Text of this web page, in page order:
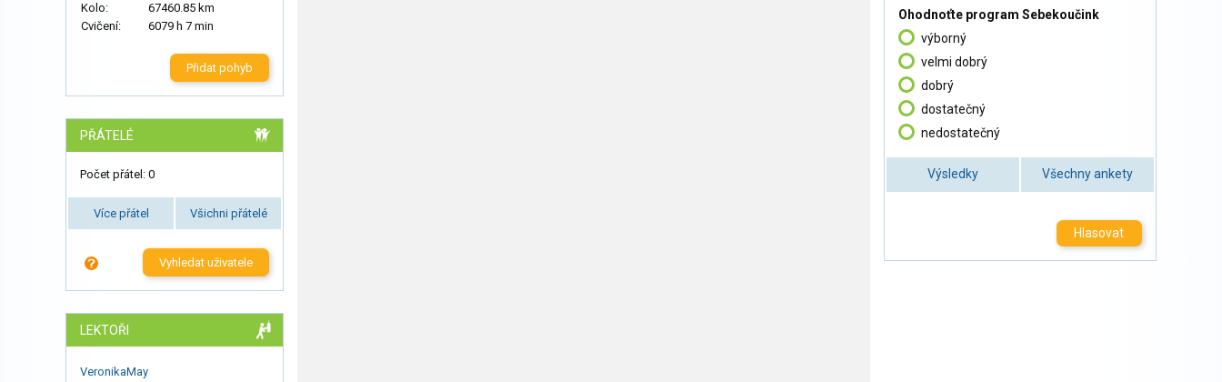
Kolo:
67460.85 km
Cvičení:
6079 h 7 min
Přidat pohyb
PŘÁTELÉ
Počet přátel: 0
Více přátel Všichni přátelé
Vyhledat uživatele
LEKTOŘI
VeronikaMay
Ohodnoťte program Sebekoučink
výborný
velmi dobrý
dobrý
dostatečný
nedostatečný
Výsledky Všechny ankety
Hlasovat